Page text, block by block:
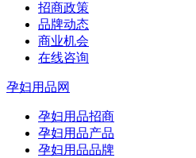
招商政策
品牌动态
商业机会
在线咨询
孕妇用品网
孕妇用品招商
孕妇用品产品
孕妇用品品牌